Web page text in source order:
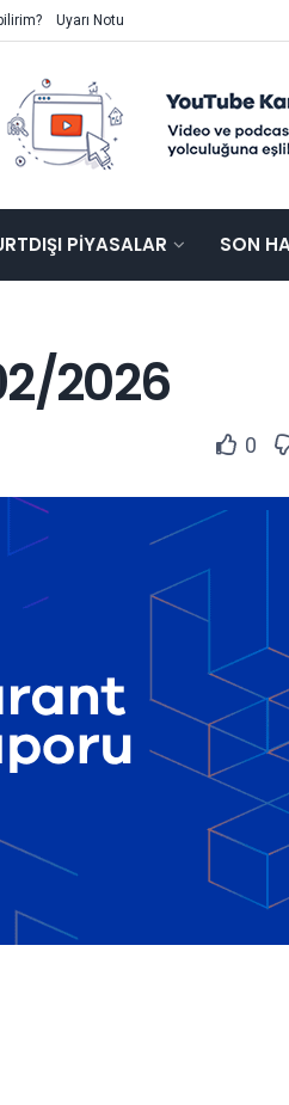
Uyarı Notu
PIYASALAR SON
2026
0